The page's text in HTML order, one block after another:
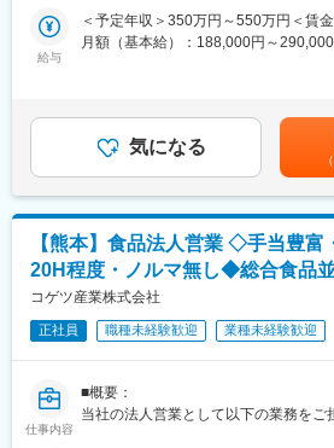
※主要取引先：花王株式会社、大日本
既存顧客中心のため、数字に追われる
重視した働き方ができます。
・業界内で高い知名度と信頼があり、
・100万点超の豊富な商品から、柔軟
・全国に営業拠点を持つスケールであ
■就業環境：
・年間休日120日（土日祝休み）、有
・転勤は基本なし。地域に根差して腰
・PCは20時に自動シャットダウンで
■業務詳細：※経験・適性により、以下
工事内容や現場状況を理解した上で提
【水道資材部門】
給与
＜予定年収＞350万円～550万円＜賃
月額（基本給）：188,000円～
営業職／月収32万円（入社5年目）
収36万円（入社7年目）年収850万円
（入社10年目）賃金はあくまでも目
て上下する可能性があります。月給(
です。
気になる
【熊本】食品法人営業 ◇手当豊富
20H程度・ノルマ無し◆総合食品
コゲツ産業株式会社
正社員 職種未経験歓迎 業種未経験歓迎
仕事内容
■概要：
当社の法人営業として以下の業務をご